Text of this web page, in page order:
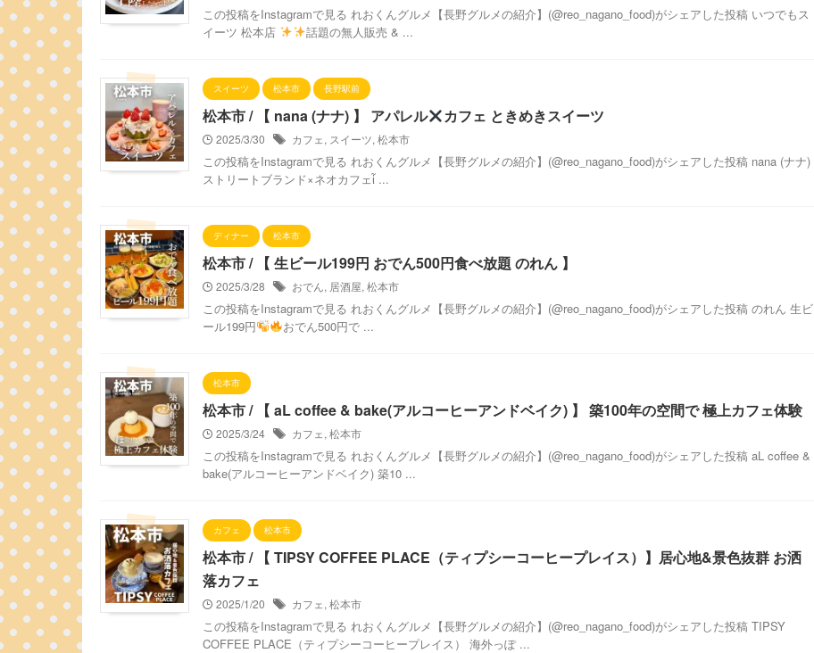
この投稿をInstagramで見る れおくんグルメ【長野グルメの紹介】(@reo_nagano_food)がシェアした投稿 いつでもス
イーツ 松本店
話題の無人販売 & ...
スイーツ 松本市 長野駅前
松本市 / 【 nana (ナナ) 】 アパレル カフェ ときめきスイーツ
2025/3/30 カフェ, スイーツ, 松本市
この投稿をInstagramで見る れおくんグルメ【長野グルメの紹介】(@reo_nagano_food)がシェアした投稿 nana (ナナ)
ストリートブランド×ネオカフェἷ ...
ディナー 松本市
松本市 / 【 生ビール199円 おでん500円食べ放題 のれん 】
2025/3/28 おでん, 居酒屋, 松本市
この投稿をInstagramで見る れおくんグルメ【長野グルメの紹介】(@reo_nagano_food)がシェアした投稿 のれん 生ビ
ール199円
おでん500円で ...
松本市
松本市 / 【 aL coffee & bake(アルコーヒーアンドベイク) 】 築100年の空間で 極上カフェ体験
2025/3/24 カフェ, 松本市
この投稿をInstagramで見る れおくんグルメ【長野グルメの紹介】(@reo_nagano_food)がシェアした投稿 aL coffee &
bake(アルコーヒーアンドベイク) 築10 ...
カフェ 松本市
松本市 / 【 TIPSY COFFEE PLACE（ティプシーコーヒープレイス）】居心地&景色抜群 お洒
落カフェ
2025/1/20 カフェ, 松本市
この投稿をInstagramで見る れおくんグルメ【長野グルメの紹介】(@reo_nagano_food)がシェアした投稿 TIPSY
COFFEE PLACE（ティプシーコーヒープレイス） 海外っぽ ...